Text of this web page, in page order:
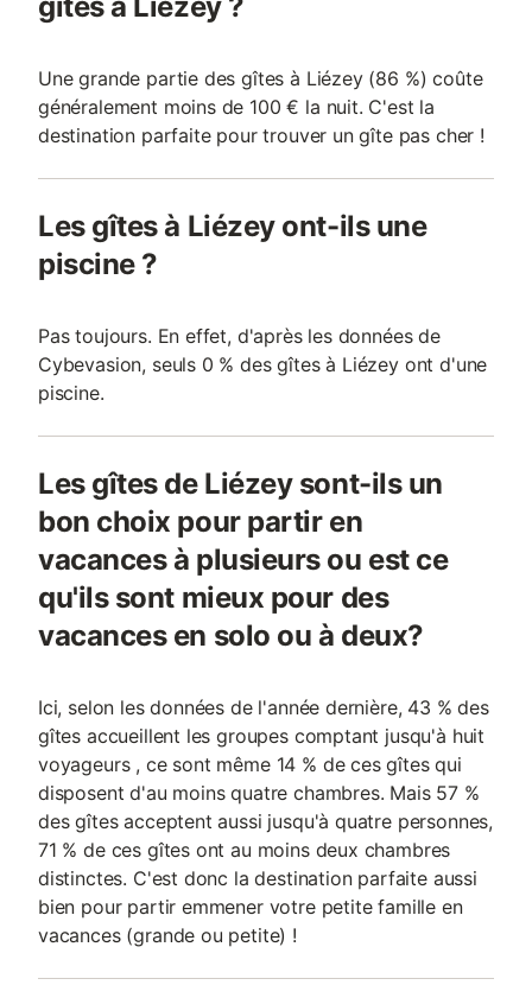
Une grande partie des gîtes à Liézey (86 %) coûte
généralement moins de 100 € la nuit. C'est la
destination parfaite pour trouver un gîte pas cher !
Les gîtes à Liézey ont-ils une
piscine ?
Pas toujours. En effet, d'après les données de
Cybevasion, seuls 0 % des gîtes à Liézey ont d'une
piscine.
Les gîtes de Liézey sont-ils un
bon choix pour partir en
vacances à plusieurs ou est ce
qu'ils sont mieux pour des
vacances en solo ou à deux?
Ici, selon les données de l'année dernière, 43 % des
gîtes accueillent les groupes comptant jusqu'à huit
voyageurs , ce sont même 14 % de ces gîtes qui
disposent d'au moins quatre chambres. Mais 57 %
des gîtes acceptent aussi jusqu'à quatre personnes,
71 % de ces gîtes ont au moins deux chambres
distinctes. C'est donc la destination parfaite aussi
bien pour partir emmener votre petite famille en
vacances (grande ou petite) !